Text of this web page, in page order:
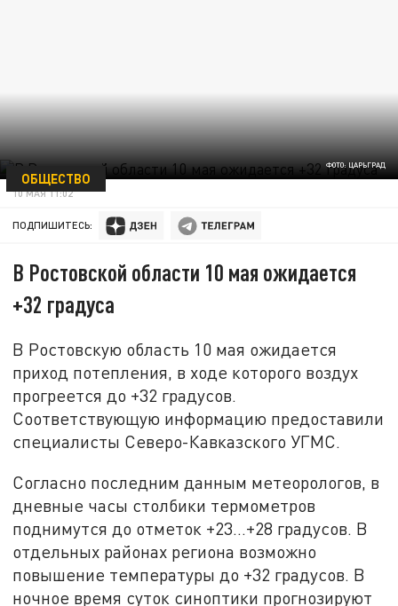
ФОТО: ЦАРЬГРАД
ОБЩЕСТВО
10 МАЯ 11:02
ПОДПИШИТЕСЬ:
В Ростовской области 10 мая ожидается
+32 градуса
В Ростовскую область 10 мая ожидается
приход потепления, в ходе которого воздух
прогреется до +32 градусов.
Соответствующую информацию предоставили
специалисты Северо-Кавказского УГМС.
Согласно последним данным метеорологов, в
дневные часы столбики термометров
поднимутся до отметок +23…+28 градусов. В
отдельных районах региона возможно
повышение температуры до +32 градусов. В
ночное время суток синоптики прогнозируют